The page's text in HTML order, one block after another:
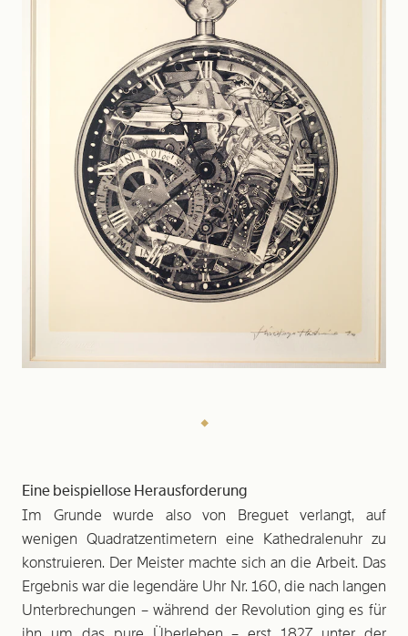
Eine beispiellose Herausforderung
Im Grunde wurde also von Breguet verlangt, auf
wenigen Quadratzentimetern eine Kathedralenuhr zu
konstruieren. Der Meister machte sich an die Arbeit. Das
Ergebnis war die legendäre Uhr Nr. 160, die nach langen
Unterbrechungen – während der Revolution ging es für